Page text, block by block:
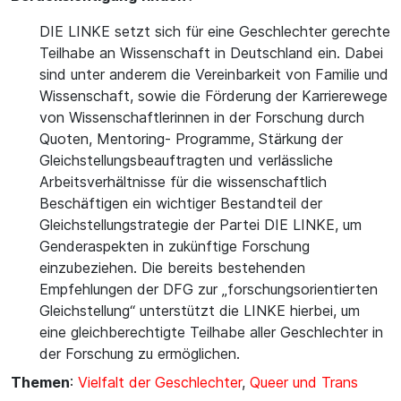
DIE LINKE setzt sich für eine Geschlechter gerechte
Teilhabe an Wissenschaft in Deutschland ein. Dabei
sind unter anderem die Vereinbarkeit von Familie und
Wissenschaft, sowie die Förderung der Karrierewege
von Wissenschaftlerinnen in der Forschung durch
Quoten, Mentoring- Programme, Stärkung der
Gleichstellungsbeauftragten und verlässliche
Arbeitsverhältnisse für die wissenschaftlich
Beschäftigen ein wichtiger Bestandteil der
Gleichstellungstrategie der Partei DIE LINKE, um
Genderaspekten in zukünftige Forschung
einzubeziehen. Die bereits bestehenden
Empfehlungen der DFG zur „forschungsorientierten
Gleichstellung“ unterstützt die LINKE hierbei, um
eine gleichberechtigte Teilhabe aller Geschlechter in
der Forschung zu ermöglichen.
Themen: Vielfalt der Geschlechter, Queer und Trans